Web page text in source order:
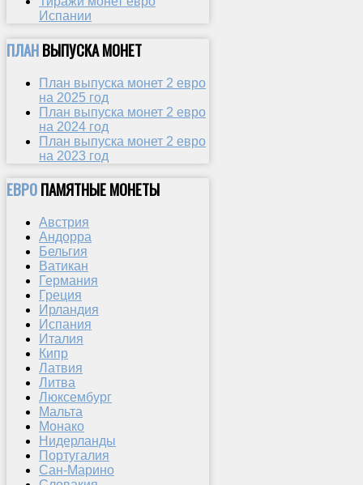
Испании
ПЛАНВЫПУСКА МОНЕТ
План выпуска монет 2 евро
на 2025 год
План выпуска монет 2 евро
на 2024 год
План выпуска монет 2 евро
на 2023 год
ЕВРОПАМЯТНЫЕ МОНЕТЫ
Австрия
Андорра
Бельгия
Ватикан
Германия
Греция
Ирландия
Испания
Италия
Кипр
Латвия
Литва
Люксембург
Мальта
Монако
Нидерланды
Португалия
Сан-Марино